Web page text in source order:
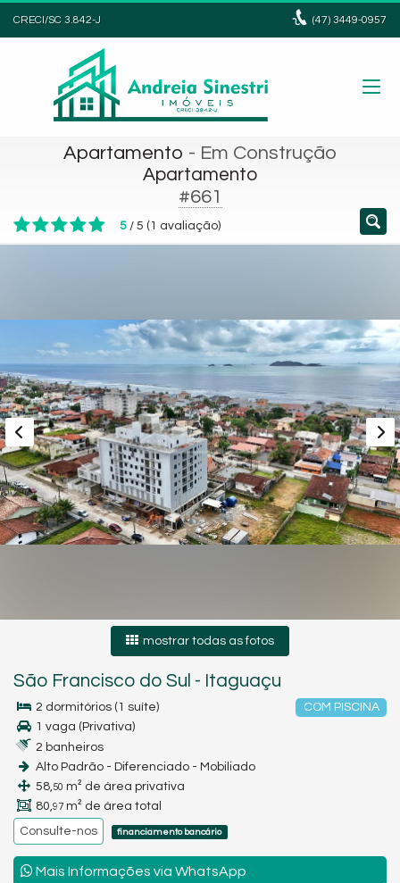
CRECI/SC 3.842-J (47)3449-0957
Apartamento - Em Construção
Apartamento
#661
5 / 5 ( 1 avaliação)
mostrar todas as fotos
São Francisco do Sul - Itaguaçu
COM PISCINA
2 dormitórios (1 suíte)
1 vaga (Privativa)
2 banheiros
Alto Padrão - Diferenciado - Mobiliado
58,50 m² de área privativa
80,97 m² de área total
Consulte-nos
financiamento bancário
Mais Informações via WhatsApp